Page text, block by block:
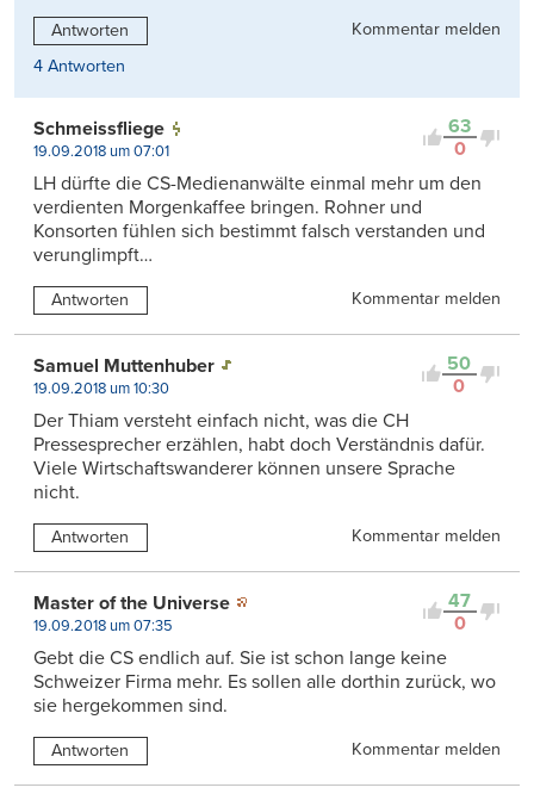
Antworten
Kommentar melden
4 Antworten
63
0
Schmeissfliege
19.09.2018 um 07:01
LH dürfte die CS-Medienanwälte einmal mehr um den
verdienten Morgenkaffee bringen. Rohner und
Konsorten fühlen sich bestimmt falsch verstanden und
verunglimpft…
Antworten Kommentar melden
50
0
Samuel Muttenhuber
19.09.2018 um 10:30
Der Thiam versteht einfach nicht, was die CH
Pressesprecher erzählen, habt doch Verständnis dafür.
Viele Wirtschaftswanderer können unsere Sprache
nicht.
Antworten Kommentar melden
47
0
Master of the Universe
19.09.2018 um 07:35
Gebt die CS endlich auf. Sie ist schon lange keine
Schweizer Firma mehr. Es sollen alle dorthin zurück, wo
sie hergekommen sind.
Antworten Kommentar melden